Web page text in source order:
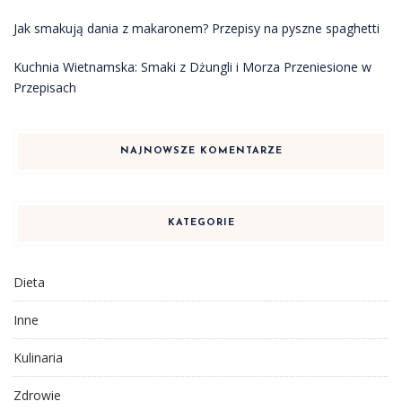
Jak smakują dania z makaronem? Przepisy na pyszne spaghetti
Kuchnia Wietnamska: Smaki z Dżungli i Morza Przeniesione w
Przepisach
NAJNOWSZE KOMENTARZE
KATEGORIE
Dieta
Inne
Kulinaria
Zdrowie